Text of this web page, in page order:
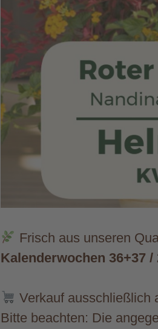
Frisch aus unseren
Kalenderwochen 36+37 /
Verkauf ausschließlich
Bitte beachten: Die